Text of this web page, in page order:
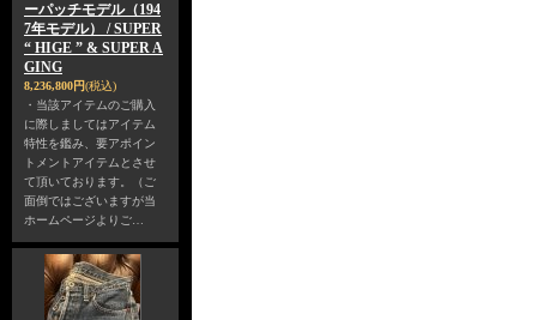
ーパッチモデル（194
7年モデル） / SUPER
“ HIGE ” & SUPER A
GING
8,236,800円(税込)
・当該アイテムのご購入
に際しましてはアイテム
特性を鑑み、要アポイン
トメントアイテムとさせ
て頂いております。（ご
面倒ではございますが当
ホームページよりご…